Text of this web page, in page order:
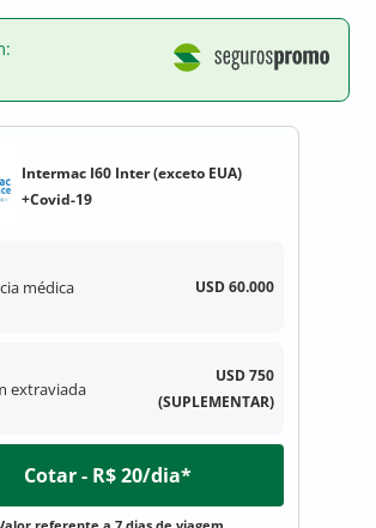
Intermac I60 Inter (exceto EUA)
+Covid-19
médica USD 60.000
extraviada
USD 750
(SUPLEMENTAR)
Cotar - R$ 20/dia*